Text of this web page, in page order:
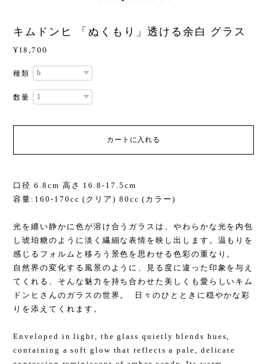
キムドンヒ 「ぬくもり」透ける余白 グラス
¥18,700
種類
数量
カートに入れる
口径 6.8cm 高さ 16.8-17.5cm
容量:160-170cc (クリア) 80cc (カラー)
光を纏い静かに色が溶け合うガラスは、やわらかな光を内包
し琥珀糖のように淡く繊細な表情を映し出します。温もりを
感じるフォルムと移ろう景色を思わせる色彩の重なり。
自然界の変化する風景のように、見る度に違った印象を与え
てくれる、そんな魅力を持ち合わせた美しくも愛らしいキム
ドンヒさんのガラスの世界。 日々のひとときに穏やかな彩
りを添えてくれます。
Enveloped in light, the glass quietly blends hues,
containing a soft glow that reflects a pale, delicate